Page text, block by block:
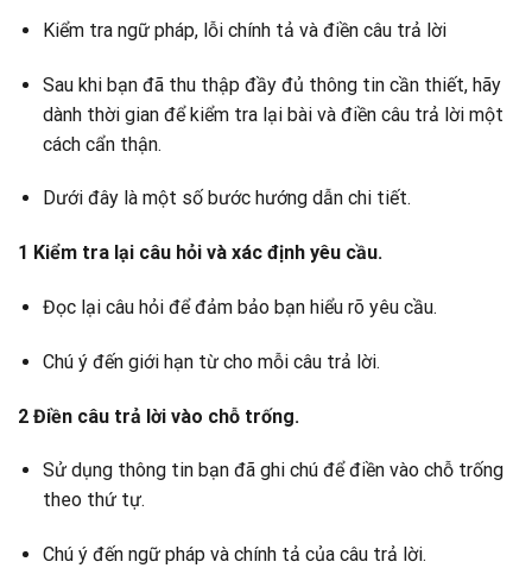
Kiểm tra ngữ pháp, lỗi chính tả và điền câu trả lời
Sau khi bạn đã thu thập đầy đủ thông tin cần thiết, hãy
dành thời gian để kiểm tra lại bài và điền câu trả lời một
cách cẩn thận.
Dưới đây là một số bước hướng dẫn chi tiết.
1 Kiểm tra lại câu hỏi và xác định yêu cầu.
Đọc lại câu hỏi để đảm bảo bạn hiểu rõ yêu cầu.
Chú ý đến giới hạn từ cho mỗi câu trả lời.
2 Điền câu trả lời vào chỗ trống.
Sử dụng thông tin bạn đã ghi chú để điền vào chỗ trống
theo thứ tự.
Chú ý đến ngữ pháp và chính tả của câu trả lời.